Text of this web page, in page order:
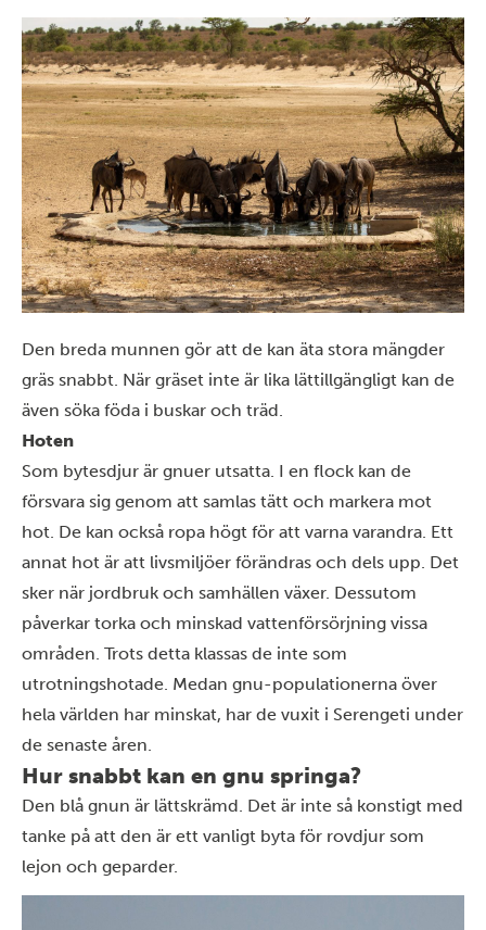
Den breda munnen gör att de kan äta stora mängder
gräs snabbt. När gräset inte är lika lättillgängligt kan de
även söka föda i buskar och träd.
Hoten
Som bytesdjur är gnuer utsatta. I en flock kan de
försvara sig genom att samlas tätt och markera mot
hot. De kan också ropa högt för att varna varandra. Ett
annat hot är att livsmiljöer förändras och dels upp. Det
sker när jordbruk och samhällen växer. Dessutom
påverkar torka och minskad vattenförsörjning vissa
områden. Trots detta klassas de inte som
utrotningshotade. Medan gnu-populationerna över
hela världen har minskat, har de vuxit i Serengeti under
de senaste åren.
Hur snabbt kan en gnu springa?
Den blå gnun är lättskrämd. Det är inte så konstigt med
tanke på att den är ett vanligt byta för rovdjur som
lejon och geparder.